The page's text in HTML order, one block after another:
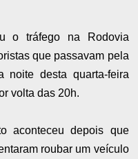
o tráfego na Rodovia
que passavam pela
noite desta quarta-feira
volta das 20h.
aconteceu depois que
roubar um veículo